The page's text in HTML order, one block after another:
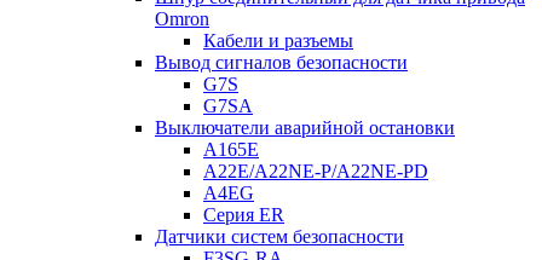
Omron
Кабели и разъемы
Вывод сигналов безопасности
G7S
G7SA
Выключатели аварийной остановки
A165E
A22E/A22NE-P/A22NE-PD
A4EG
Серия ER
Датчики систем безопасности